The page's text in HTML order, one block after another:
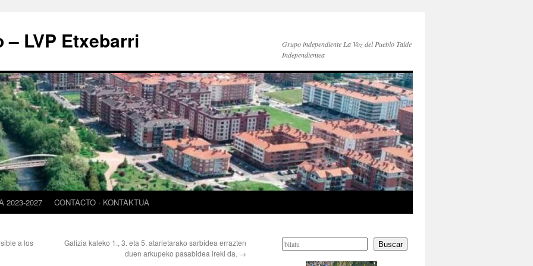
– LVP Etxebarri
Grupo independiente La Voz del Pueblo Talde
Independientea
2023-2027 CONTACTO · KONTAKTUA
a los
Galizia kaleko 1., 3. eta 5. atarietarako sarbidea errazten
duen arkupeko pasabidea ireki da. →
Buscar